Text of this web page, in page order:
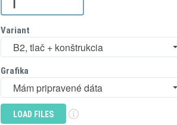
Variant
B2, tlač + konštrukcia
Grafika
Mám pripravené dáta
LOAD FILES